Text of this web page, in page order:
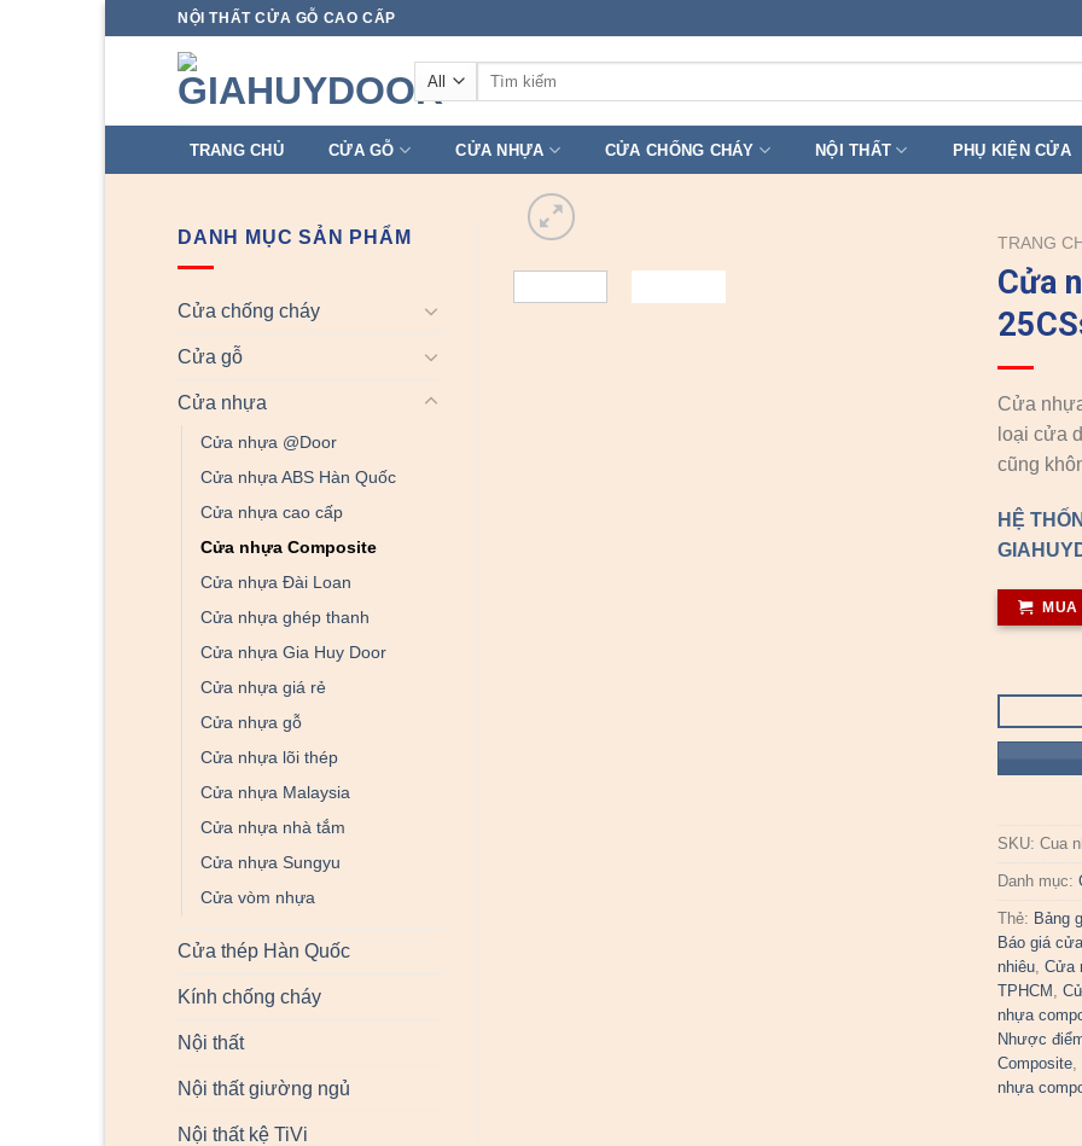
NỘI THẤT CỬA GỖ CAO CẤP
Tìm
TRANG CHỦ CỬA GỖ CỬA NHỰA CỬA CHỐNG CHÁY NỘI THẤT PHỤ KIỆN CỬA
DANH MỤC SẢN PHẨM
Cửa chống cháy
Cửa gỗ
Cửa nhựa
Cửa nhựa @Door
Cửa nhựa ABS Hàn Quốc
Cửa nhựa cao cấp
Cửa nhựa Composite
Cửa nhựa Đài Loan
Cửa nhựa ghép thanh
Cửa nhựa Gia Huy Door
Cửa nhựa giá rẻ
Cửa nhựa gỗ
Cửa nhựa lõi thép
Cửa nhựa Malaysia
Cửa nhựa nhà tắm
Cửa nhựa Sungyu
Cửa vòm nhựa
Cửa thép Hàn Quốc
Kính chống cháy
Nội thất
Nội thất giường ngủ
Nội thất kệ TiVi
TRANG
Cửa
Cửa
loại cửa
cũng
HỆ
SKU:Cua
Danh mục:
Thẻ: Bảng
Báo giá
nhiêu,Cửa
TPHCM ,
nhựa
Nhược
Composite,
nhựa